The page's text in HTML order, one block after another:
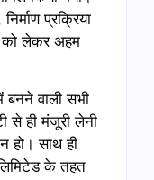
प्रक्रिया
को लेकर अहम
बनने वाली सभी
से ही मंजूरी लेनी
हो। साथ ही
के तहत